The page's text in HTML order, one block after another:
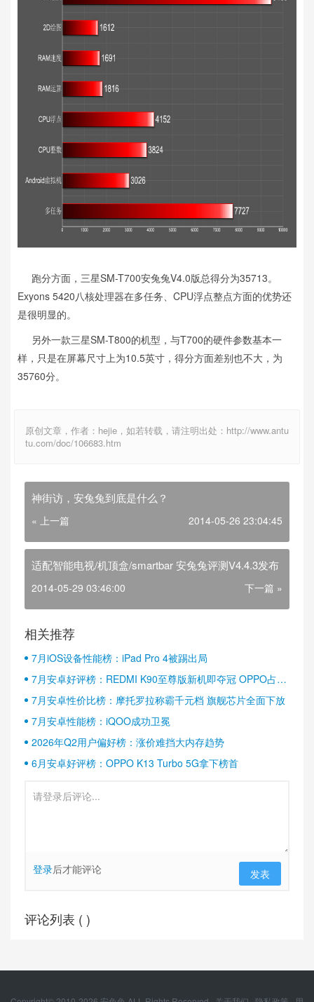
跑分方面，三星SM-T700安兔兔V4.0版总得分为35713。
Exyons 5420八核处理器在多任务、CPU浮点整点方面的优势还
是很明显的。
另外一款三星SM-T800的机型，与T700的硬件参数基本一
样，只是在屏幕尺寸上为10.5英寸，得分方面差别也不大，为
35760分。
原创文章，作者：hejie，如若转载，请注明出处：http://www.antu
tu.com/doc/106683.htm
神街访，安兔兔到底是什么？
« 上一篇 2014-05-26 23:04:45
适配智能电视/机顶盒/smartbar 安兔兔评测V4.4.3发布
2014-05-29 03:46:00 下一篇 »
相关推荐
7月iOS设备性能榜：iPad Pro 4被踢出局
7月安卓好评榜：REDMI K90至尊版新机即夺冠 OPPO占据
半壁江山
7月安卓性价比榜：摩托罗拉称霸千元档 旗舰芯片全面下放
7月安卓性能榜：iQOO成功卫冕
2026年Q2用户偏好榜：涨价难挡大内存趋势
6月安卓好评榜：OPPO K13 Turbo 5G拿下榜首
登录后才能评论 发表
评论列表 ( )